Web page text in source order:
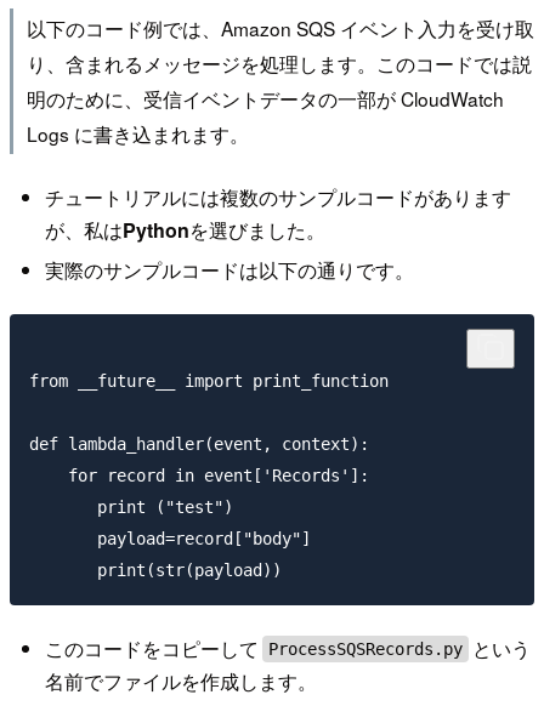
以下のコード例では、Amazon SQS イベント入力を受け取
り、含まれるメッセージを処理します。このコードでは説
明のために、受信イベントデータの一部が CloudWatch
Logs に書き込まれます。
チュートリアルには複数のサンプルコードがあります
が、私はPythonを選びました。
実際のサンプルコードは以下の通りです。
from __future__ import print_function
def lambda_handler(event, context):
    for record in event['Records']:
       print ("test")
       payload=record["body"]
このコードをコピーして ProcessSQSRecords.py
という
名前でファイルを作成します。